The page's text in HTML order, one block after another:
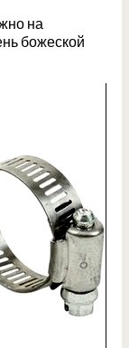
на
божеской